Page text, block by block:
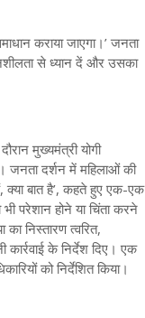
कराया जाएगा।’ जनता
से ध्यान दें और उसका
मुख्यमंत्री योगी
जनता दर्शन में महिलाओं की
क्या बात है’, कहते हुए एक-एक
परेशान होने या चिंता करने
निस्तारण त्वरित,
कार्रवाई के निर्देश दिए। एक
को निर्देशित किया।